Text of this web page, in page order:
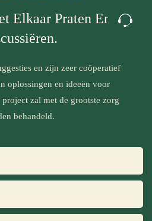
Elkaar Praten En
en zijn zeer coöperatief
oplossingen en ideeën voor
zal met de grootste zorg
behandeld.